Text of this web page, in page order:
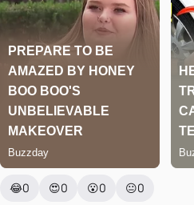
😂0 😍0 😮0 😐0